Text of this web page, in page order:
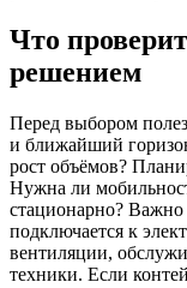
Что
решением
Перед выбором
и ближайший
рост объёмов?
Нужна ли
стационарно? Важно
подключается к
вентиляции,
техники. Если